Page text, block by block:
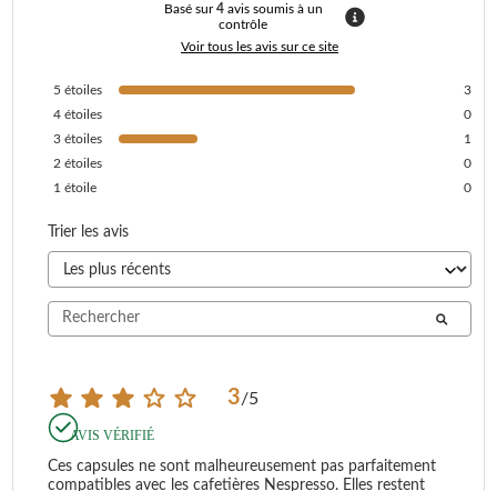
Basé sur4 avis soumis à un
contrôle
Voir tous les avis sur ce site
5 étoiles
3
4 étoiles
0
3 étoiles
1
2 étoiles
0
1 étoile 0
Trier les avis
3/5
AVIS VÉRIFIÉ
Ces capsules ne sont malheureusement pas parfaitement
compatibles avec les cafetières Nespresso. Elles restent